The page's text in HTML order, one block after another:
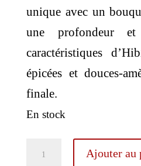
unique avec un
une profondeur
caractéristiques
épicées et douces-
finale.
En stock
quantité
Ajouter au